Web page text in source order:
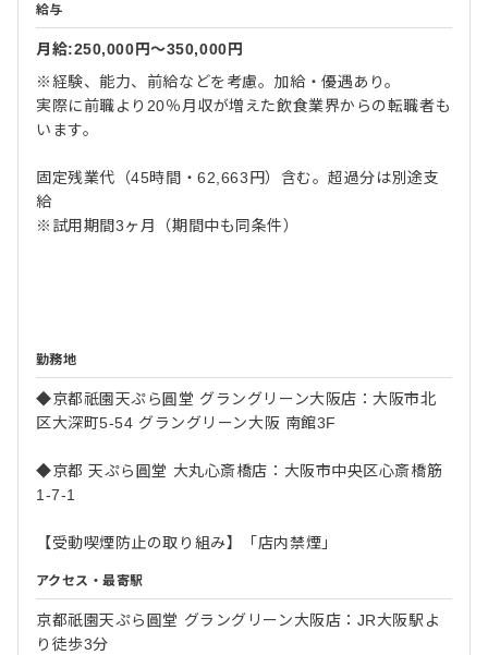
給与
月給:250,000円〜350,000円
※経験、能力、前給などを考慮。加給・優遇あり。
実際に前職より20％月収が増えた飲食業界からの転職者も
います。
固定残業代（45時間・62,663円）含む。超過分は別途支
給
※試用期間3ヶ月（期間中も同条件）
勤務地
◆京都祇園天ぷら圓堂 グラングリーン大阪店：大阪市北
区大深町5-54 グラングリーン大阪 南館3F
◆京都 天ぷら圓堂 大丸心斎橋店：大阪市中央区心斎橋筋
1-7-1
【受動喫煙防止の取り組み】「店内禁煙」
アクセス・最寄駅
京都祇園天ぷら圓堂 グラングリーン大阪店：JR大阪駅よ
り徒歩3分